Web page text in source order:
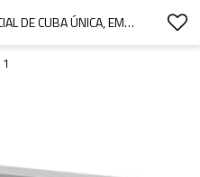
PIA DE BANHEIRO COMERCIAL DE CUBA ÚNICA, EMBUTIDA, EM AÇO INOXIDÁVEL.
1